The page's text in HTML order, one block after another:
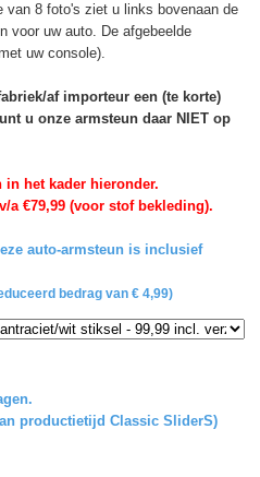
van 8 foto's ziet u links bovenaan de
voor uw auto. De afgebeelde
uw console).
af importeur een (te korte)
u onze armsteun daar NIET op
in het kader hieronder.
€79,99 (voor stof bekleding).
auto-armsteun is inclusief
bedrag van € 4,99)
productietijd Classic SliderS)